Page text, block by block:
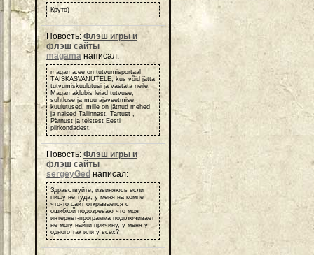
Круто)
Новость:Флэш игры и
флэш сайты
magamaнаписал:
magama.ee on tutvumisportaal
TÄISKASVANUTELE, kus võid jätta
tutvumiskuulutusi ja vastata neile.
Magamaklubis leiad tutvuse,
suhtluse ja muu ajaveetmise
kuulutused, mille on jätnud mehed
ja naised Tallinnast, Tartust ,
Pärnust ja teistest Eesti
piirkondadest.
Новость: Флэш игры и
флэш сайты
sergeyGed написал:
Здравствуйте, извиняюсь если
пишу не туда, у меня на компе
что-то сайт открывается с
ошибкой подозреваю что моя
интернет-программа подглючивает
не могу найти причину, у меня у
одного так или у всех?